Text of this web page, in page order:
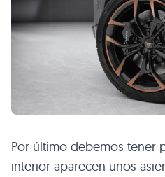
Por último debemos tener
interior aparecen unos